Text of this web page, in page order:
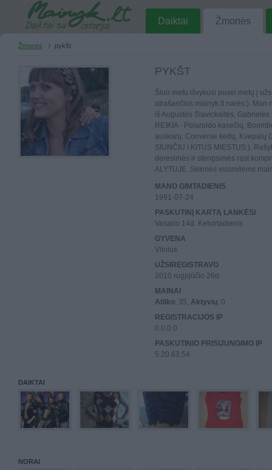
Daiktai Žmonės
Žmonės pykšt
PYKŠT
Šiuo metu išvykusi pusei metų į
atrašančios mainyk.lt narės:).
iš Augustės Slavickaitės,
REIKIA - Polaroido kasečių,
auskarų, Converse kedų, Kvepalų
SIUNČIU I KITUS MIESTUS:).
derėsimės ir stengsimės rast
ALYTUJE. Sėkmės visom/iems
MANO GIMTADIENIS
1991-07-24
PASKUTINĮ KARTĄ LANKĖSI
Vasario 14d. Ketvirtadienis
GYVENA
Vilnius
UŽSIREGISTRAVO
2010 rugpjūčio 26d.
MAINAI
Atliko: 35, Aktyvių: 0
REGISTRACIJOS IP
0.0.0.0
PASKUTINIO PRISIJUNGIMO IP
5.20.63.54
DAIKTAI
NORAI